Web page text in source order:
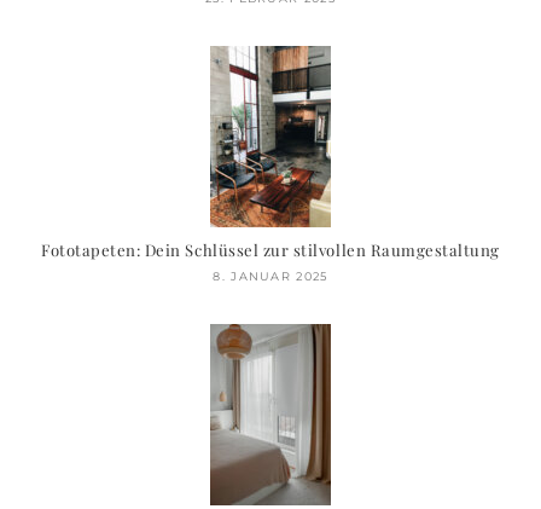
Fototapeten: Dein Schlüssel zur stilvollen Raumgestaltung
8. JANUAR 2025